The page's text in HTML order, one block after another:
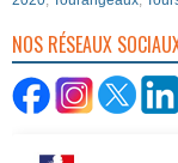
NOS RÉSEAUX